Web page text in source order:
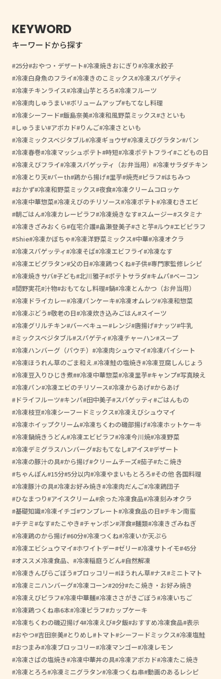
KEYWORD
キーワードから探す
25分 おやつ・デザート 冷凍焼きおにぎり 冷凍水餃子
冷凍白身魚のフライ 冷凍きのこミックス 冷凍スパゲティ
冷凍チキンライス 冷凍山芋とろろ 冷凍フルーツ
冷凍肉しゅうまい ボリュームアップ もてなし料理
冷凍シーフード 飯島奈美 冷凍和風野菜ミックス さといも
しゅうまい アボカド りんご 冷凍さといも
冷凍ミックスベジタブル 冷凍ギョウザ 冷凍えびグラタン パン
冷凍春巻 冷凍マッシュポテト 時短 冷凍ポテトフライ こどもの日
冷凍えびフライ 冷凍スパゲッティ（お弁当用）
冷凍サラダチキン
冷凍とり天 パーth 鶏から揚げ 里芋 焼売 ピラフ はちみつ
おかず 冷凍和野菜ミックス 夜食 冷凍クリームコロッケ
冷凍中華惣菜 冷凍えびのチリソース 冷凍ポテト 冷凍むきエビ
朝ごはん 冷凍カレーピラフ 冷凍焼きなす スムージー スタミナ
冷凍きざみおくら 在宅介護 畠瀬登美子 さと芋 ルウ エビピラフ
Shie 冷凍かぼちゃ 冷凍洋野菜ミックス 中華 冷凍オクラ
冷凍スパゲッティ 冷凍そば 冷凍エビフライ 冷凍なす
冷凍エビグラタン 父の日 冷凍鶏つくね 子供 専門家監修レシピ
冷凍焼きサバ 子ども 北川雅子 ポテトサラダ キムパ ベーコン
間野実花 汁物 おもてなし料理 鍋 冷凍とんかつ（お弁当用）
冷凍ドライカレー 冷凍パンケーキ 冷凍オムレツ 冷凍和惣菜
冷凍ぶどう 敬老の日 冷凍炊き込みごはん スイーツ
冷凍グリルチキン バーベキュー レンジ 唐揚げ ナッツ 牛乳
ミックスベジタブル スパゲティ 冷凍チャーハン スープ
冷凍ハンバーグ（パウチ）
冷凍肉シュウマイ 冷凍パイシート
冷凍ほうれん草のごま和え. 冷凍鮭の塩焼き 冷凍豆腐しんじょう
冷凍豆入りひじき煮 #冷凍中華惣菜 冷凍里芋 キャンプ 写真映え
冷凍パン 冷凍エビのチリソース 冷凍からあげ からあげ
ドライフルーツ キンパ 田中美子 スパゲッティ
ごはんもの
冷凍枝豆 冷凍シーフードミックス 冷凍えびシュウマイ
冷凍ホイップクリーム 冷凍ちくわの磯部揚げ 冷凍ホットケーキ
冷凍鍋焼きうどん 冷凍エビピラフ 冷凍今川焼 冷凍野菜
冷凍デミグラスハンバーグ おもてなし アイス デザート
冷凍の豚汁の具 から揚げ クリームチーズ 茄子 たこ焼き
ちゃんぽん 15分 5分以内 冷凍やまいもとろろ その他 各国料理
冷凍豚汁の具 冷凍お好み焼き 冷凍肉だんご 冷凍鶏団子
ひなまつり アイスクリーム 余った冷凍食品 冷凍刻みオクラ
基礎知識 冷凍イチゴ ワンプレート 冷凍食品の日 チキン南蛮
チヂミ なす たこやき チャンポン 洋食 麺類 冷凍きざみねぎ
冷凍鶏のから揚げ 60分 冷凍つくね 冷凍いか天ぷら
冷凍エビシュウマイ ホワイトデー ゼリー 冷凍サトイモ 45分
オススメ冷凍食品、
冷凍稲庭うどん 自然解凍
冷凍きんぴらごぼう ブロッコリー ほうれん草 ナス ミニトマト
冷凍ミニハンバーグ 冷凍コーン 20分 たこ焼き・お好み焼き
冷凍えびピラフ 冷凍中華麺 冷凍ささがきごぼう 冷凍いちご
冷凍鶏つくね串6本 冷凍ピラフ カップケーキ
冷凍ちくわの磯辺揚げ4 冷凍えび 夕飯 おすすめ冷凍食品 表示
おやつ 吉田奈美 とりめし トマト シーフードミックス 冷凍塩鮭
おつまみ 冷凍ブロッコリー 冷凍マンゴー 冷凍レモン
冷凍さばの塩焼き 冷凍中華丼の具 冷凍アボカド 冷凍たこ焼き
冷凍とろろ 冷凍ミニグラタン 冷凍つくね串 動画のあるレシピ